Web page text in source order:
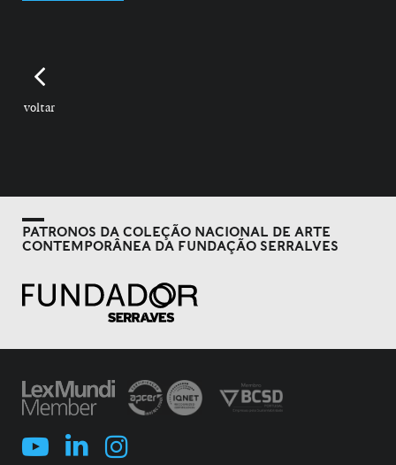
voltar
PATRONOS DA COLEÇÃO NACIONAL DE ARTE
CONTEMPORÂNEA DA FUNDAÇÃO SERRALVES